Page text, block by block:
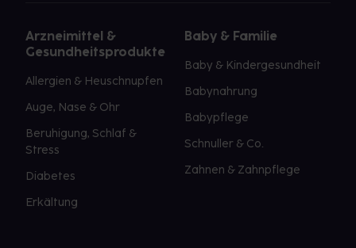
Arzneimittel &
Gesundheitsprodukte
Allergien & Heuschnupfen
Auge, Nase & Ohr
Beruhigung, Schlaf &
Stress
Diabetes
Erkältung
Baby & Familie
Baby & Kindergesundheit
Babynahrung
Babypflege
Schnuller & Co.
Zahnen & Zahnpflege